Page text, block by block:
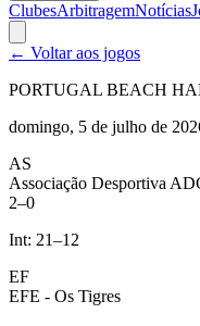
ClubesArbitragemNotícias
← Voltar aos jogos
PORTUGAL BEACH
domingo, 5 de julho de
AS
Associação Desportiva
2–0
Int: 21–12
EF
EFE - Os Tigres